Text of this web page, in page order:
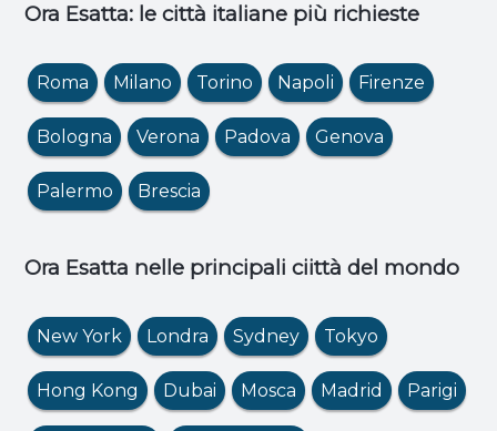
Ora Esatta: le città italiane più richieste
Roma Milano Torino Napoli Firenze
Bologna Verona Padova Genova
Palermo Brescia
Ora Esatta nelle principali ciittà del mondo
New York Londra Sydney Tokyo
Hong Kong Dubai Mosca Madrid Parigi